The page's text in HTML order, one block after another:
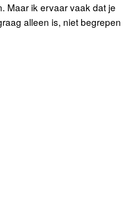
Maar ik ervaar vaak dat je
alleen is, niet begrepen